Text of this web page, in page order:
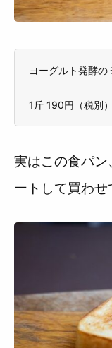
ヨーグルト発酵の
1斤 190円（税別）
実はこの食パ
ートして買わ